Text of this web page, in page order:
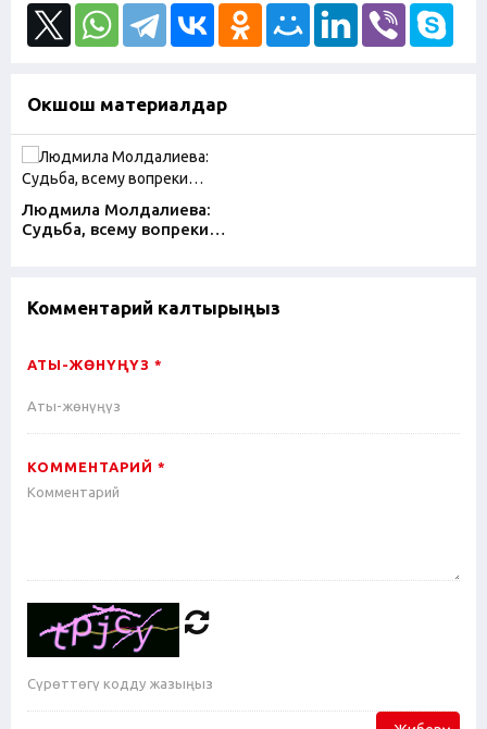
Окшош материалдар
Людмила Молдалиева:
Судьба, всему вопреки…
Комментарий калтырыңыз
АТЫ-ЖӨНҮҢҮЗ *
КОММЕНТАРИЙ *